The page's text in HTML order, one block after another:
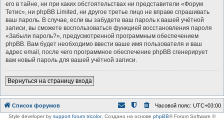
его в тайне, ни при каких обстоятельствах ни представители «Форум
Тетис», ни phpBB Limited, ни другое третье лицо не вправе спрашивать
ваш пароль. В случае, если вы забудете ваш пароль к вашей учётной
записи, вы сможете воспользоваться функцией восстановления пароля
«Забыли пароль?», предусмотренной программным обеспечением
phpBB. Вам будет необходимо ввести ваше имя пользователя и ваш
адрес email, после чего программное обеспечение phpBB сгенерирует
вам новый пароль для вашей учётной записи.
Вернуться на страницу входа
Список форумов Часовой пояс: UTC+03:00
Style developer by support forum tricolor, Создано на основе phpBB® Forum Software ©